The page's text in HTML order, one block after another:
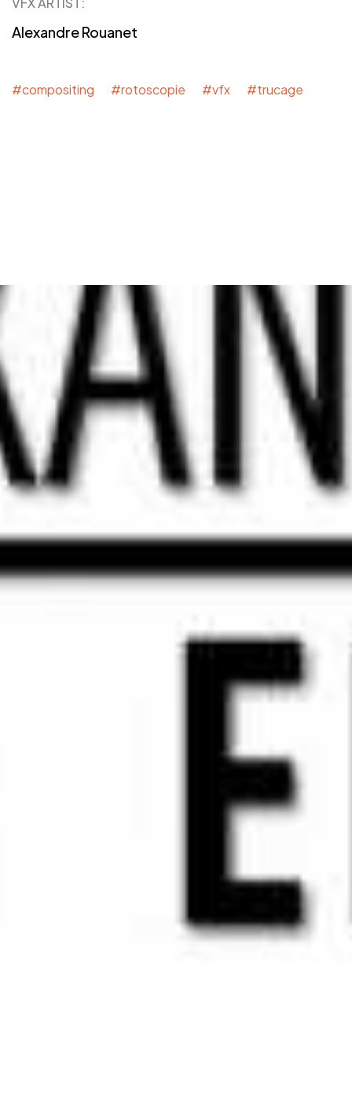
Alexandre Rouanet
#compositing #rotoscopie #vfx #trucage